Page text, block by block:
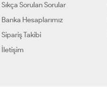
Sıkça Sorulan Sorular
Banka Hesaplarımız
Sipariş Takibi
İletişim